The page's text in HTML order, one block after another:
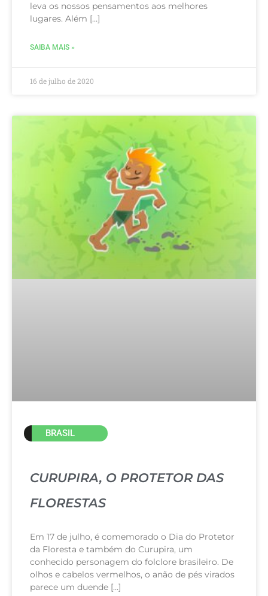
leva os nossos pensamentos aos melhores
lugares. Além […]
SAIBA MAIS »
16 de julho de 2020
BRASIL
CURUPIRA, O PROTETOR DAS
FLORESTAS
Em 17 de julho, é comemorado o Dia do Protetor
da Floresta e também do Curupira, um
conhecido personagem do folclore brasileiro. De
olhos e cabelos vermelhos, o anão de pés virados
parece um duende […]